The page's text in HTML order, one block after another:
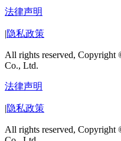
法律声明
|隐私政策
All rights reserved,
Co., Ltd.
法律声明
|隐私政策
All rights reserved,